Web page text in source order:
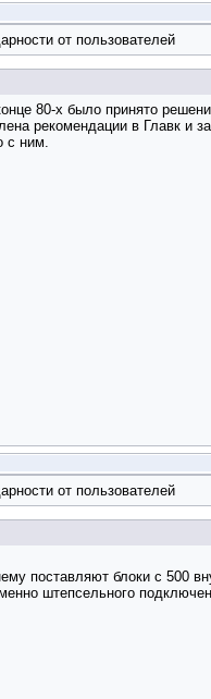
от пользователей
80-х было принято
рекомендации в Главк и
с ним.
от пользователей
поставляют блоки с 500
штепсельного